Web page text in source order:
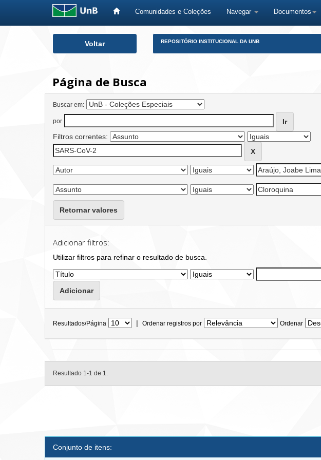
Comunidades e Coleções Navegar Documentos
Voltar REPOSITÓRIO INSTITUCIONAL DA UNB
Página de Busca
Buscar em:
por
Filtros correntes:
Retornar valores
Adicionar filtros:
Utilizar filtros para refinar o resultado de busca.
Resultados/Página | Ordenar registros por Ordenar
Resultado 1-1 de 1.
Conjunto de itens: